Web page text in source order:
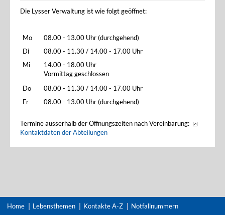
Die Lysser Verwaltung ist wie folgt geöffnet:
Mo
08.00 - 13.00 Uhr (durchgehend)
Di
08.00 - 11.30 / 14.00 - 17.00 Uhr
Mi
14.00 - 18.00 Uhr
Vormittag geschlossen
Do
08.00 - 11.30 / 14.00 - 17.00 Uhr
Fr
08.00 - 13.00 Uhr (durchgehend)
Termine ausserhalb der Öffnungszeiten nach Vereinbarung:
Kontaktdaten der Abteilungen
Home Lebensthemen Kontakte A-Z Notfallnummern